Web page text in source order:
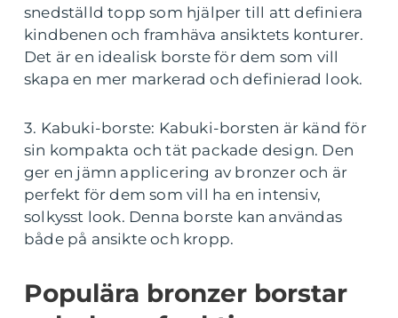
snedställd topp som hjälper till att definiera
kindbenen och framhäva ansiktets konturer.
Det är en idealisk borste för dem som vill
skapa en mer markerad och definierad look.
3. Kabuki-borste: Kabuki-borsten är känd för
sin kompakta och tät packade design. Den
ger en jämn applicering av bronzer och är
perfekt för dem som vill ha en intensiv,
solkysst look. Denna borste kan användas
både på ansikte och kropp.
Populära bronzer borstar